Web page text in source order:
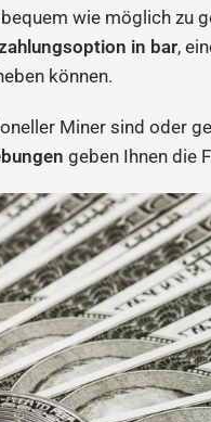
wie möglich zu
in bar,
können.
Miner sind oder
geben Ihnen die